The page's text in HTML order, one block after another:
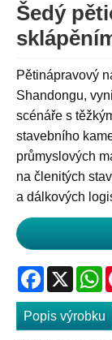
Šedý
Pětinápravový
Shandongu,
scénáře s
stavebního
průmyslových
na členitých
a dálkových
Facebook
X
Popis výrobku